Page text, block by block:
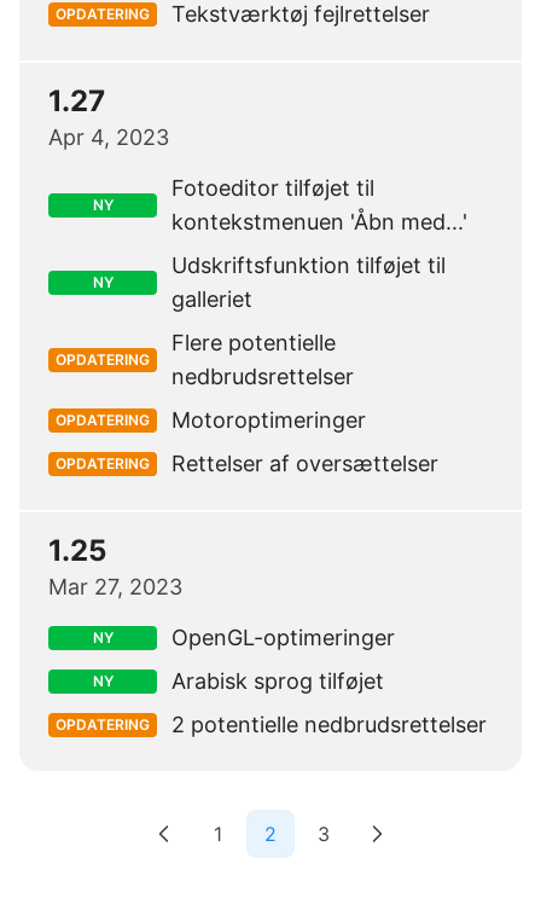
OPDATERING Tekstværktøj fejlrettelser
1.27
Apr 4, 2023
NY
Fotoeditor tilføjet til
kontekstmenuen 'Åbn med...'
NY
Udskriftsfunktion tilføjet til
galleriet
OPDATERING
Flere potentielle
nedbrudsrettelser
OPDATERING Motoroptimeringer
OPDATERING Rettelser af oversættelser
1.25
Mar 27, 2023
NY OpenGL-optimeringer
NY Arabisk sprog tilføjet
OPDATERING 2 potentielle nedbrudsrettelser
1 2 3